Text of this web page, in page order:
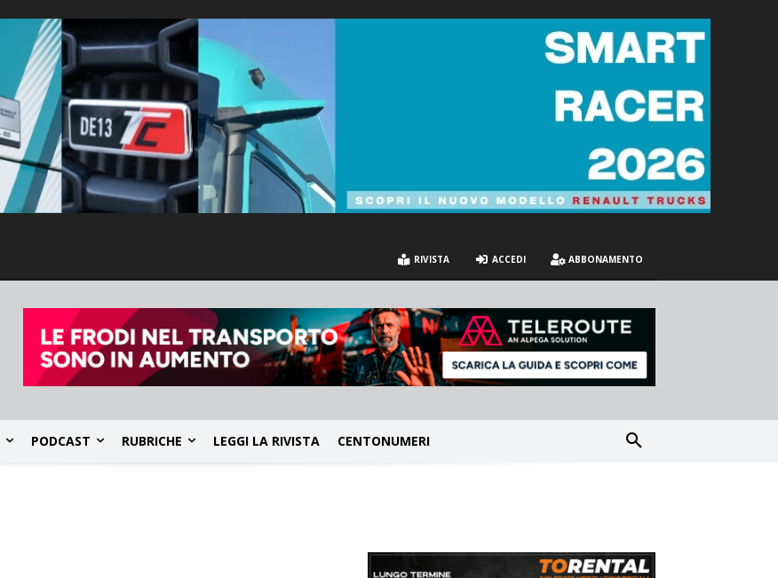
RIVISTA ACCEDI ABBONAMENTO
PODCAST RUBRICHE LEGGI LA RIVISTA CENTONUMERI